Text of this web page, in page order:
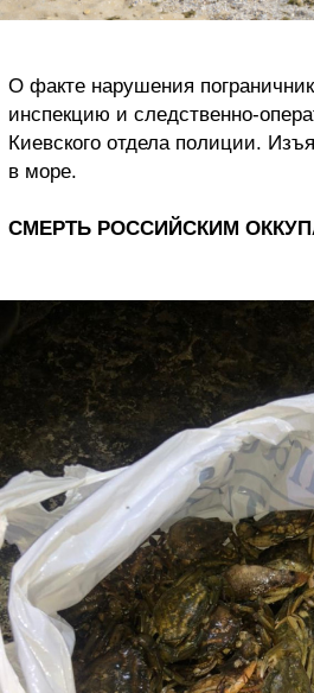
О факте нарушения
инспекцию и следственно-
Киевского отдела полиции.
в море.
СМЕРТЬ РОССИЙСКИМ